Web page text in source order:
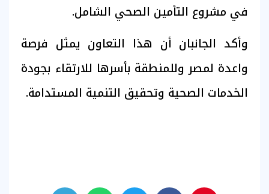
في مشروع التأمين الصحي الشامل.
وأكد الجانبان أن هذا التعاون يمثل فرصة
واعدة لمصر وللمنطقة بأسرها للارتقاء بجودة
الخدمات الصحية وتحقيق التنمية المستدامة.